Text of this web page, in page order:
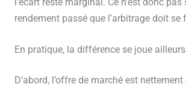
l’écart reste marginal. Ce n’est donc
rendement passé que l’arbitrage doit se
En pratique, la différence se joue
D’abord, l’offre de marché est